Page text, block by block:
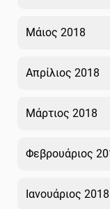
Μάιος 2018
Απρίλιος 2018
Μάρτιος 2018
Φεβρουάριος
Ιανουάριος 2018